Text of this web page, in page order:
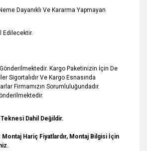
Dayanıklı Ve Kararma Yapmayan
Edilecektir.
Kargo Paketinizin İçin De
Sigortalıdır Ve Kargo Esnasında
Firmamızın Sorumluluğundadır.
Teknesi Dahil Değildir.
Montaj Hariç Fiyatlardır, Montaj Bilgisi İçin